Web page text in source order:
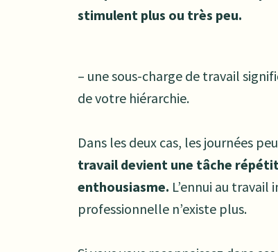
stimulent plus ou très peu.
– une sous-charge de travail
de votre hiérarchie.
Dans les deux cas, les journées
travail devient une tâche
enthousiasme. L’ennui au
professionnelle n’existe plus.